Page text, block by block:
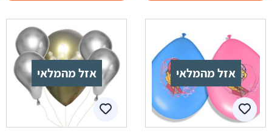
אזל מהמלאי אזל מהמלאי